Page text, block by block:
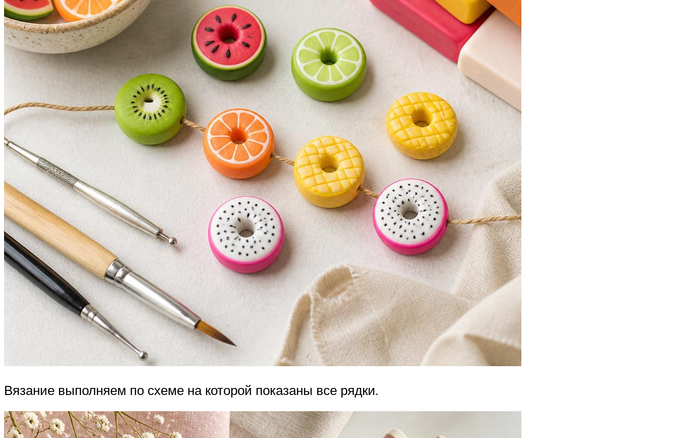
Вязание выполняем по схеме на которой показаны все рядки.